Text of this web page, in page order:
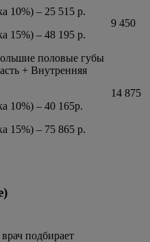
10%) – 25 515 р.
15%) – 48 195 р.
половые губы
+ Внутренняя
10%) – 40 165р.
15%) – 75 865 р.
9 450
14 875
подбирает